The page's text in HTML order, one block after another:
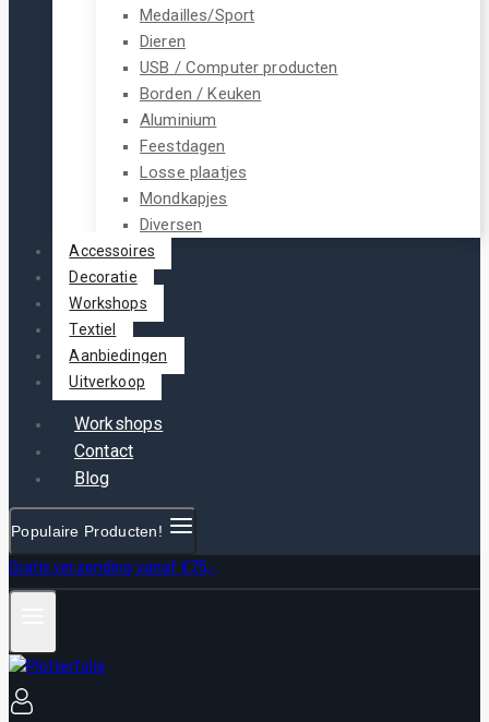
Medailles/Sport
Dieren
USB / Computer producten
Borden / Keuken
Aluminium
Feestdagen
Losse plaatjes
Mondkapjes
Diversen
Accessoires
Decoratie
Workshops
Textiel
Aanbiedingen
Uitverkoop
Workshops
Contact
Blog
Populaire Producten!
Gratis verzending vanaf €75,-